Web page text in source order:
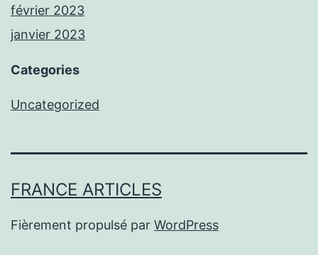
février 2023
janvier 2023
Categories
Uncategorized
FRANCE ARTICLES
Fièrement propulsé par WordPress